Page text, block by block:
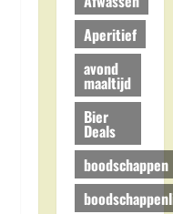
Aperitief
avond
maaltijd
Bier
Deals
boodschappen